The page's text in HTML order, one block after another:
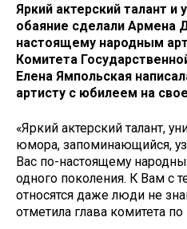
Яркий актерский талант и
обаяние сделали Армена
настоящему народным
Комитета
Елена Ямпольская
артисту с юбилеем на
«Яркий актерский талант,
юмора, запоминающийся,
Вас по-настоящему
одного поколения. К Вам с
относятся даже люди не
отметила глава комитета по